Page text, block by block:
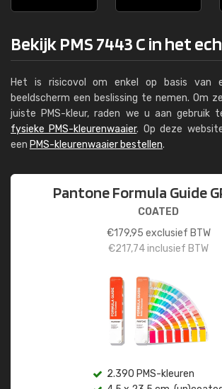
Bekijk PMS 7443 C in het
Het is risicovol om enkel op basis van
beeldscherm een beslissing te nemen. Om
juiste PMS-kleur, raden we u aan gebruik
fysieke PMS-kleurenwaaier. Op deze
een PMS-kleurenwaaier bestellen.
Pantone Formula Guide
COATED
€179,95 exclusief BTW
€217,74inclusief BTW
2.390 PMS-kleuren